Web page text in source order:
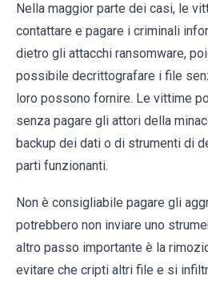
Nella maggior parte dei casi, le
contattare e pagare i criminali
dietro gli attacchi ransomware,
possibile decrittografare i file
loro possono fornire. Le vittime
senza pagare gli attori della
backup dei dati o di strumenti di
parti funzionanti.
Non è consigliabile pagare gli
potrebbero non inviare uno
altro passo importante è la
evitare che cripti altri file e si